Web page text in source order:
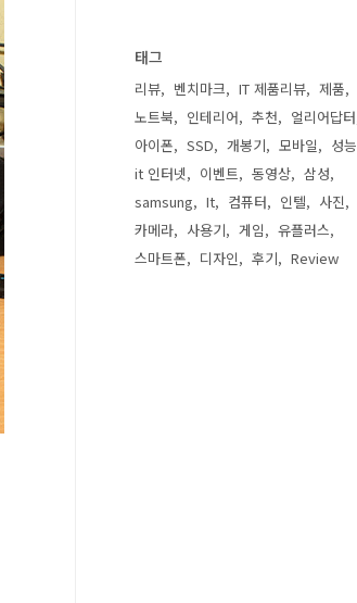
태그
리뷰 벤치마크 IT 제품리뷰
제품
노트북
인테리어 추천
얼리어답터
아이폰
SSD 개봉기 모바일
성능
it 인터넷
이벤트 동영상
삼성
samsung
It 컴퓨터 인텔
사진
카메라
사용기 게임
유플러스
스마트폰
디자인 후기 Review